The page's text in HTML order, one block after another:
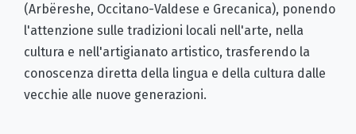
(Arbëreshe, Occitano-Valdese e Grecanica), ponendo
l'attenzione sulle tradizioni locali nell'arte, nella
cultura e nell'artigianato artistico, trasferendo la
conoscenza diretta della lingua e della cultura dalle
vecchie alle nuove generazioni.